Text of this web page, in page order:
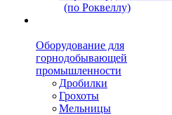
(по Роквеллу)
Оборудование для
горнодобывающей
промышленности
Дробилки
Грохоты
Мельницы